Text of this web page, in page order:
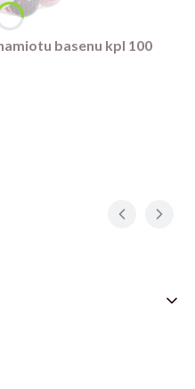
basenu kpl 100